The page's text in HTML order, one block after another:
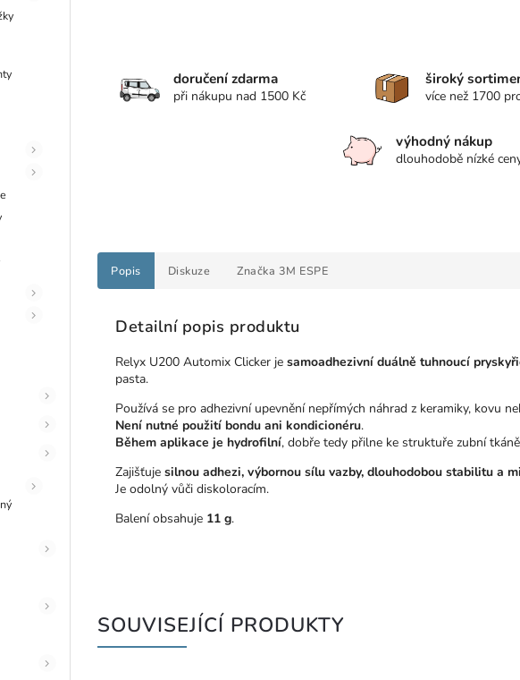
doručení zdarma
při nákupu nad 1500 Kč
široký
více než 1700
výhodný nákup
dlouhodobě nízké
Popis Diskuze Značka 3M ESPE
Detailní popis produktu
Relyx U200 Automix Clicker je samoadhezivní duálně tuhnoucí
pasta.
Používá se pro adhezivní upevnění nepřímých náhrad z keramiky, kovu
Není nutné použití bondu ani kondicionéru.
Během aplikace je hydrofilní, dobře tedy přilne ke struktuře zubní
Zajišťuje silnou adhezi, výbornou sílu vazby, dlouhodobou stabilitu a
Je odolný vůči diskoloracím.
Balení obsahuje 11 g.
SOUVISEJÍCÍ PRODUKTY